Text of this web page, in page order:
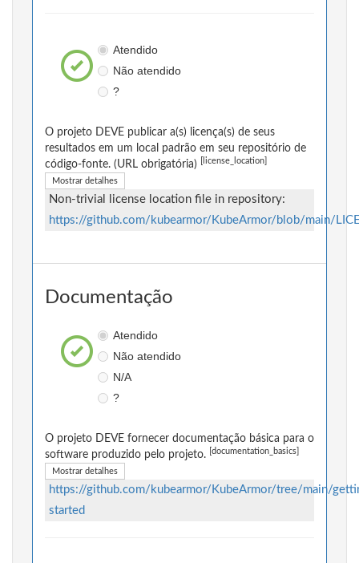
Atendido
Não atendido
?
O projeto DEVE publicar a(s) licença(s) de seus
resultados em um local padrão em seu repositório de
código-fonte. (URL obrigatória)
[license_location]
Mostrar detalhes
Non-trivial license location file in repository:
https://github.com/kubearmor/KubeArmor/blob/main/
Documentação
Atendido
Não atendido
N/A
?
O projeto DEVE fornecer documentação básica para o
software produzido pelo projeto.
[documentation_basics]
Mostrar detalhes
https://github.com/kubearmor/KubeArmor/tree/main/
started